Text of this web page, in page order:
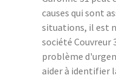
causes qui sont
situations, il est
société Couvreur
problème
aider à identifier